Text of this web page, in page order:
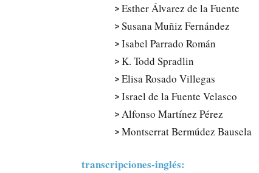
Esther Álvarez de la Fuente
Susana Muñiz Fernández
Isabel Parrado Román
K. Todd Spradlin
Elisa Rosado Villegas
Israel de la Fuente Velasco
Alfonso Martínez Pérez
Montserrat Bermúdez Bausela
transcripciones-inglés: